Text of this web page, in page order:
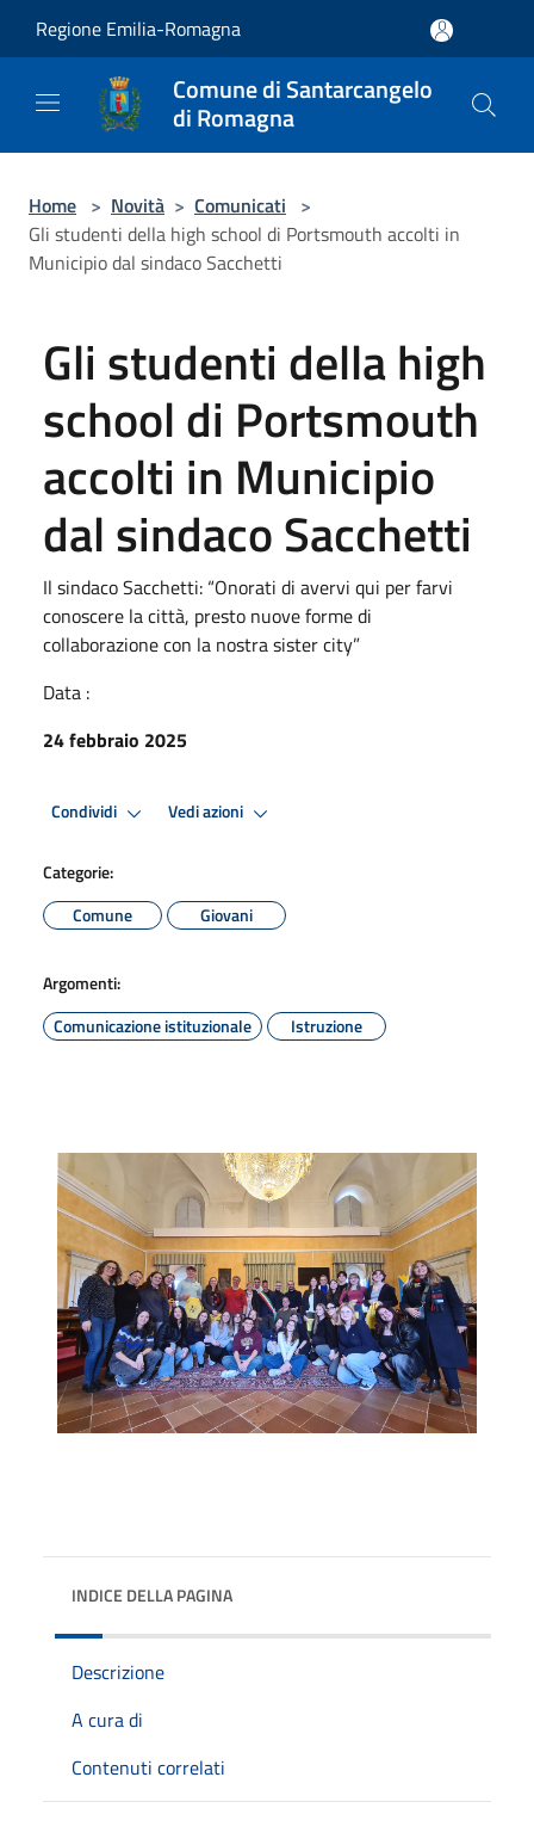
Regione Emilia-Romagna
Comune di Santarcangelo
di Romagna
Home > Novità > Comunicati >
Gli studenti della high school di Portsmouth accolti in
Municipio dal sindaco Sacchetti
Gli studenti della high
school di Portsmouth
accolti in Municipio
dal sindaco Sacchetti
Il sindaco Sacchetti: “Onorati di avervi qui per farvi
conoscere la città, presto nuove forme di
collaborazione con la nostra sister city”
Data :
24 febbraio 2025
Condividi Vedi azioni
Categorie:
Comune
Giovani
Argomenti:
Comunicazione istituzionale
Istruzione
INDICE DELLA PAGINA
Descrizione
A cura di
Contenuti correlati